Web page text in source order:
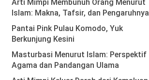
Arti Mimpi Membunuh Orang Menurut
Islam: Makna, Tafsir, dan Pengaruhnya
Pantai Pink Pulau Komodo, Yuk
Berkunjung Kesini
Masturbasi Menurut Islam: Perspektif
Agama dan Pandangan Ulama